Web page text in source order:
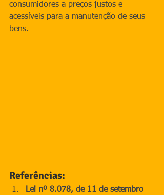
consumidores a preços justos e
acessíveis para a manutenção de seus
bens.
Referências:
Lei nº 8.078, de 11 de setembro